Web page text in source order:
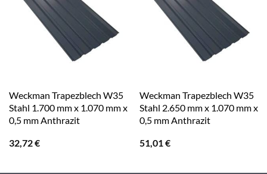
Weckman Trapezblech W35
Stahl 1.700 mm x 1.070 mm x
0,5 mm Anthrazit
32,72€
Weckman Trapezblech W35
Stahl 2.650 mm x 1.070 mm x
0,5 mm Anthrazit
51,01€